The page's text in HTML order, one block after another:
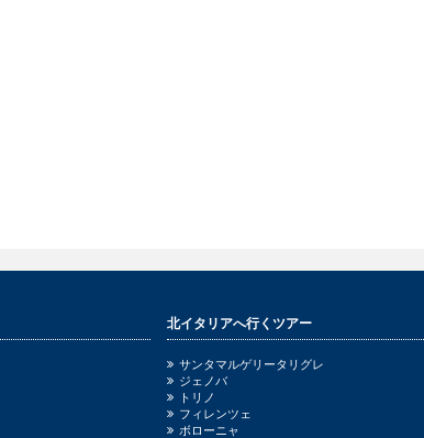
北イタリアへ行くツアー
サンタマルゲリータリグレ
ジェノバ
トリノ
フィレンツェ
ボローニャ